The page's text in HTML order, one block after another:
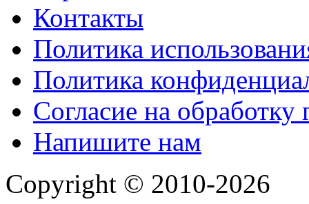
Контакты
Политика
Политика
Согласие на
Напишите нам
Copyright © 2010-2026